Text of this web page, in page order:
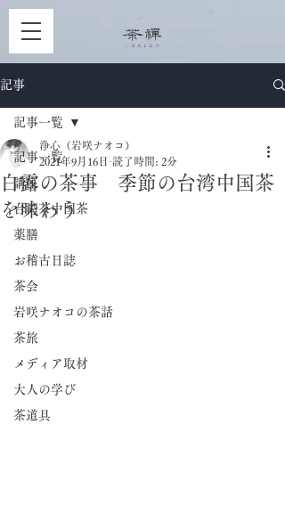
記事
記事一覧
講座
台湾茶中国茶
薬膳
お稽古日誌
茶会
岩咲ナオコの茶話
茶旅
メディア取材
大人の学び
茶道具
記事一覧
白露の茶事 季節の台湾中国茶
を味わう
浄心（岩咲ナオコ）
2021年9月16日 読了時間: 2分